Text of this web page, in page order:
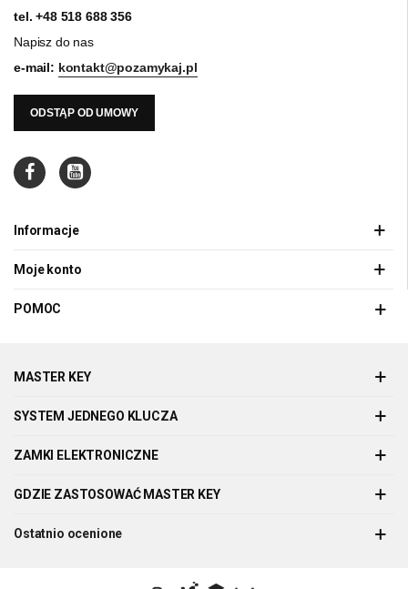
tel.+48 518 688 356
Napisz do nas
e-mail: kontakt@pozamykaj.pl
ODSTĄP OD UMOWY
Informacje
Moje konto
POMOC
MASTER KEY
SYSTEM JEDNEGO KLUCZA
ZAMKI ELEKTRONICZNE
GDZIE ZASTOSOWAĆ MASTER KEY
Ostatnio ocenione